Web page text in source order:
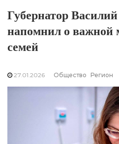
Губернатор
напомнил о важной
семей
27.01.2026 Общество Регион